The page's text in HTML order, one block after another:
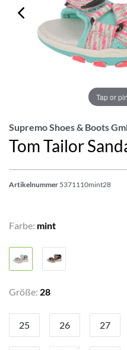
Tap or
Supremo Shoes & Boots
Tom Tailor
Artikelnummer 5371110mint28
Farbe: mint
Größe: 28
25 26 27